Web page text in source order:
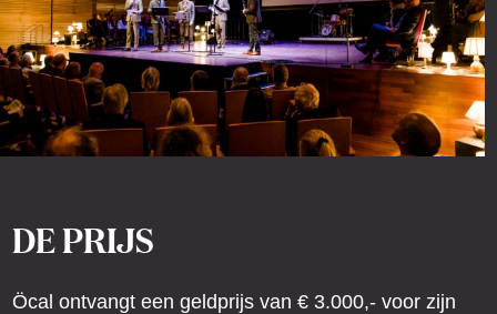
DE PRIJS
Öcal ontvangt een geldprijs van € 3.000,- voor zijn